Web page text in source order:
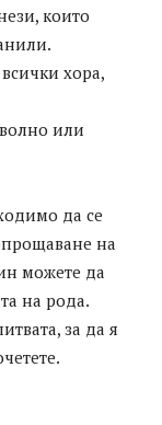
които
хора,
или
да се
на
можете да
на рода.
за да я